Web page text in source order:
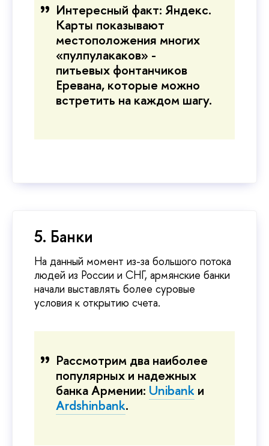
Интересный факт: Яндекс.
Карты показывают
местоположения многих
«пулпулакаков» -
питьевых фонтанчиков
Еревана, которые можно
встретить на каждом шагу.
5. Банки
На данный момент из-за большого потока
людей из России и СНГ, армянские банки
начали выставлять более суровые
условия к открытию счета.
Рассмотрим два наиболее
популярных и надежных
банка Армении: Unibank и
Ardshinbank.